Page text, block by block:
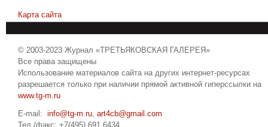
Карта сайта
© 2003-2023 Журнал «ТРЕТЬЯКОВСКАЯ ГАЛЕРЕЯ»
Все права защищены
Использование материалов сайта на других интернет-ресурсах
разрешается только при наличии прямой активной гиперссылки на
www.tg-m.ru
E-mail: info@tg-m.ru, art4cb@gmail.com
Тел./факс: +7(495) 691 6434